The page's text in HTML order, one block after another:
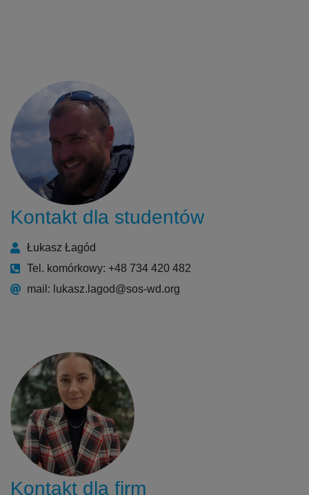
Kontakt dla studentów
Łukasz Łagód
Tel. komórkowy: +48 734 420 482
mail: lukasz.lagod@sos-wd.org
Kontakt dla firm